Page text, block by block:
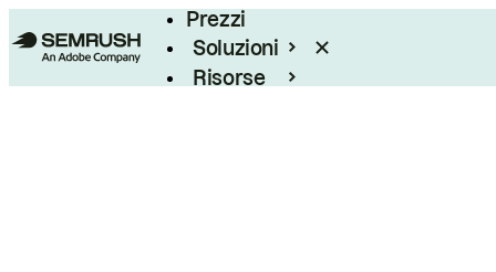
Prezzi
Soluzioni
Risorse